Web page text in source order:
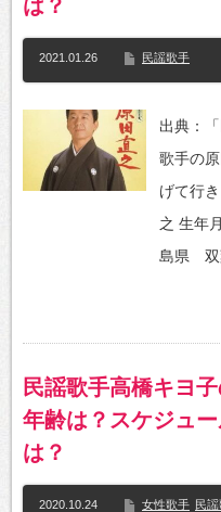
は？
2021.01.26 民謡歌手
出典：
歌手の
げて行
之 生年
島県 双
民謡歌手高橋キヨ
年齢は？スケジュ
は？
2020.10.24 女性歌手 民